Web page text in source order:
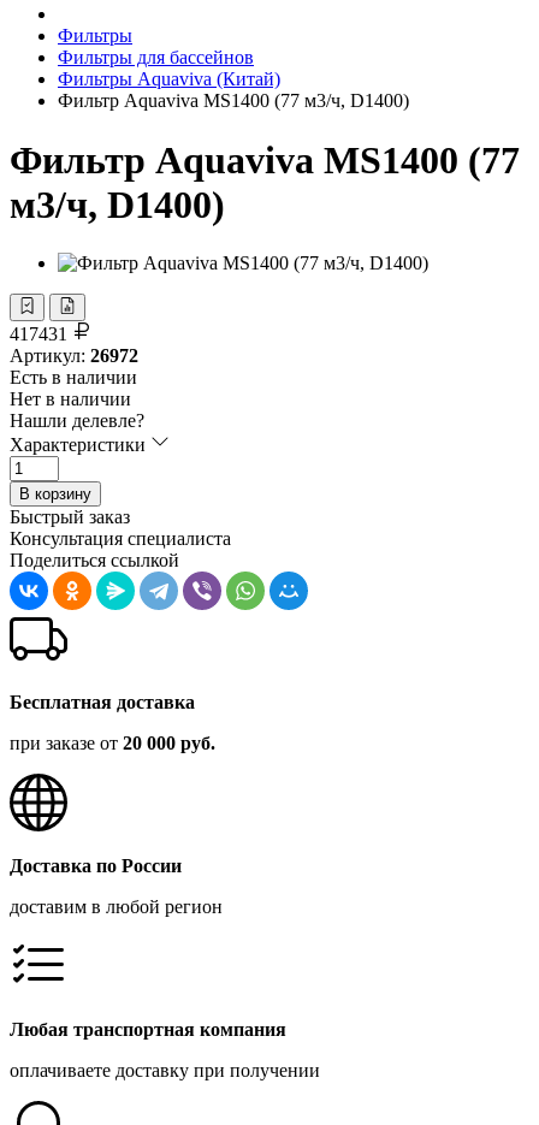
Фильтры
Фильтры для бассейнов
Фильтры Aquaviva (Китай)
Фильтр Aquaviva MS1400 (77 м3/ч, D1400)
Фильтр Aquaviva MS1400 (77
м3/ч, D1400)
417431
Артикул: 26972
Есть в наличии
Нет в наличии
Нашли делевле?
Характеристики
В корзину
Быстрый заказ
Консультация специалиста
Поделиться ссылкой
Бесплатная доставка
при заказе от 20 000 руб.
Доставка по России
доставим в любой регион
Любая транспортная компания
оплачиваете доставку при получении